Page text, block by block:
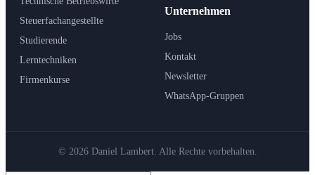
Steuerfachangestellte
Studierende
Lerntechniken
Firmenkurse
Unternehmen
Jobs
Kontakt
Newsletter
WhatsApp-Gruppen
© 2026 Daniel Lambert. Alle Rechte vorbehalten.